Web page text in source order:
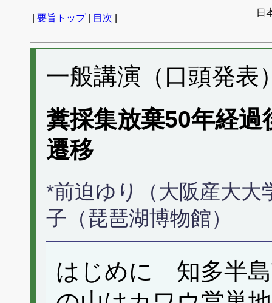
要旨トップ| 目次
日
一般講演（口頭発表
糞採集放棄50年経
遷移
*前迫ゆり（大阪産大大
子（琵琶湖博物館）
はじめに 知多半島